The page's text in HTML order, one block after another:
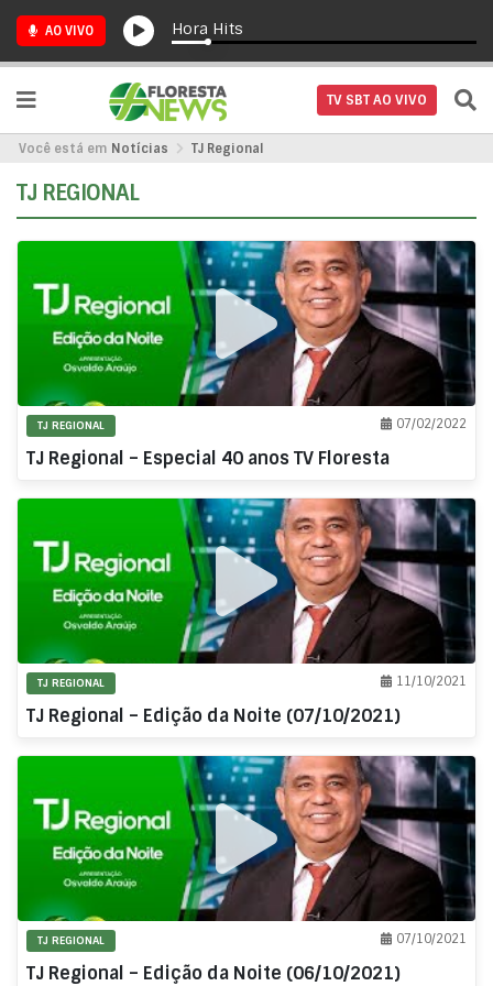
AO VIVO Hora Hits
TV SBT AO VIVO
Você está em Notícias TJ Regional
TJ REGIONAL
07/02/2022
TJ REGIONAL
TJ Regional – Especial 40 anos TV Floresta
11/10/2021
TJ REGIONAL
TJ Regional – Edição da Noite (07/10/2021)
07/10/2021
TJ REGIONAL
TJ Regional – Edição da Noite (06/10/2021)